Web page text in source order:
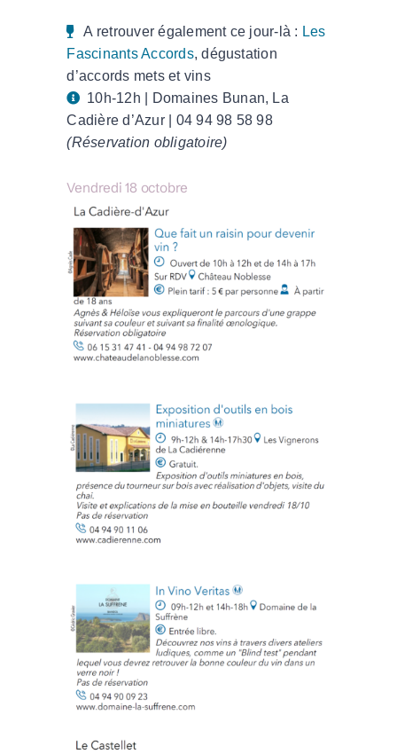
A retrouver également ce jour-là : Les
Fascinants Accords, dégustation
d’accords mets et vins
10h-12h | Domaines Bunan, La
Cadière d’Azur |
04 94 98 58 98
(Réservation obligatoire)
Vendredi 18 octobre